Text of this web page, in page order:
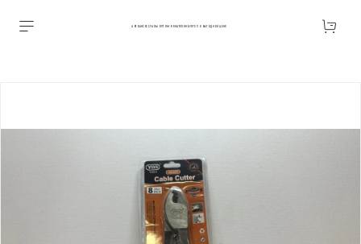
АВТОАКСЕССУАРЫ ОПТОМ В ЕКАТЕРИНБУРГЕ ПО ВЫГОДНОЙ ЦЕНЕ